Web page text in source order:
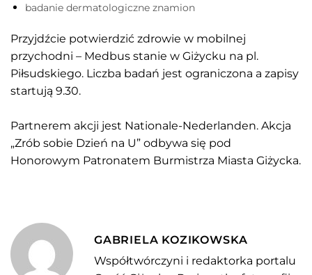
badanie dermatologiczne znamion
Przyjdźcie potwierdzić zdrowie w mobilnej
przychodni – Medbus stanie w Giżycku na pl.
Piłsudskiego. Liczba badań jest ograniczona a zapisy
startują 9.30.
Partnerem akcji jest Nationale-Nederlanden. Akcja
„Zrób sobie Dzień na U” odbywa się pod
Honorowym Patronatem Burmistrza Miasta Giżycka.
GABRIELA KOZIKOWSKA
Współtwórczyni i redaktorka portalu